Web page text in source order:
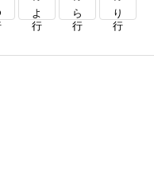
よ行 ら行 り行